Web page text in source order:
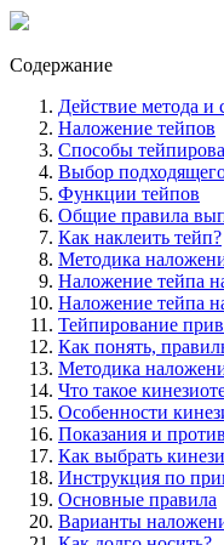
Содержание
Действие метода и
Наложение тейпов
Способы
Выбор
Функции тейпов
Общие правила
Как наклеить тейп?
Методика
Наложение тейпа
Наложение тейпа
Тейпирование
Как понять,
Методика
Что такое
Особенности
Показания и
Как выбрать
Инструкция по
Основные правила
Варианты